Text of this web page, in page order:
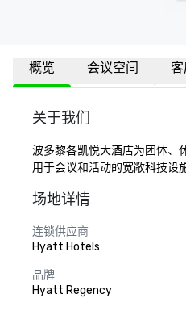
概览 会议空间 客
关于我们
波多黎各凯悦大酒店为团体、
用于会议和活动的宽敞科技设
场地详情
连锁供应商
Hyatt Hotels
品牌
Hyatt Regency